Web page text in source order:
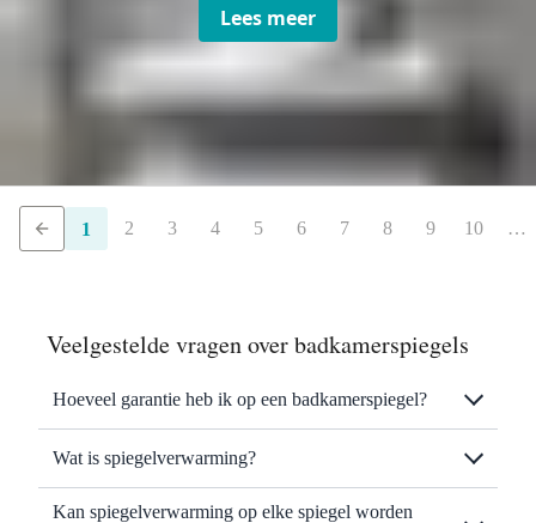
Lees meer
1 2 3 4 5 6 7 8 9 10 …
Veelgestelde vragen over badkamerspiegels
Hoeveel garantie heb ik op een badkamerspiegel?
Wat is spiegelverwarming?
Kan spiegelverwarming op elke spiegel worden